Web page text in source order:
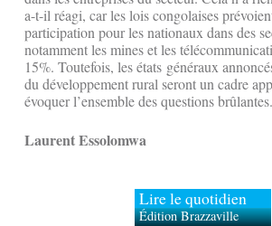
a-t-il réagi, car les lois congolaises
participation pour les nationaux dans des
notamment les mines et les
15%. Toutefois, les états généraux
du développement rural seront un cadre
évoquer l’ensemble des questions brûlantes.
Laurent Essolomwa
Lire le quotidien
Édition Brazzaville